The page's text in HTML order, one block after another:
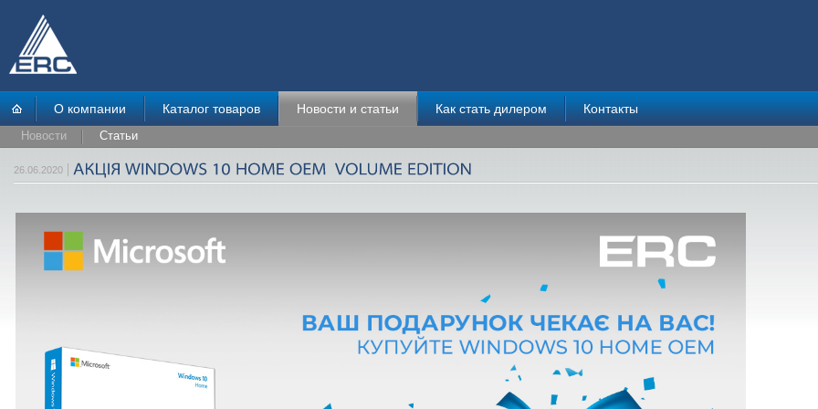
О компании Каталог товаров Новости и статьи Как стать дилером Контакты
Новости Статьи
26.06.2020